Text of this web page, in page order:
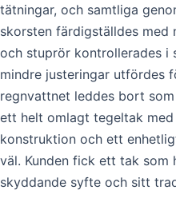
tätningar, och samtliga
skorsten färdigställdes med
och stuprör kontrollerades i
mindre justeringar utfördes
regnvattnet leddes bort
ett helt omlagt tegeltak
konstruktion och ett
väl. Kunden fick ett tak
skyddande syfte och sitt